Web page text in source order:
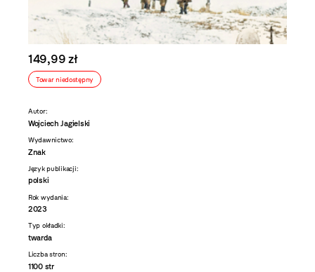
149,99 zł
Towar niedostępny
Autor:
Wojciech Jagielski
Wydawnictwo:
Znak
Język publikacji:
polski
Rok wydania:
2023
Typ okładki:
twarda
Liczba stron:
1100 str